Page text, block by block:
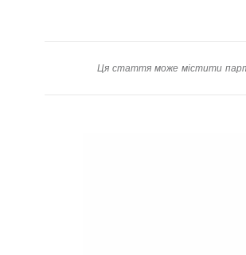
Ця стаття може містити